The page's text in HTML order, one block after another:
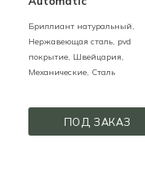
Бриллиант натуральный,
Нержавеющая сталь, pvd
покрытие, Швейцария,
Механические, Сталь
ПОД ЗАКАЗ